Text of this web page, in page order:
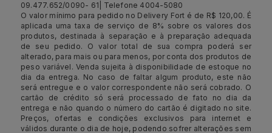
09.477.652/0090- 61| Telefone 4004-5080
O valor mínimo para pedido no Delivery Fort é de R$ 120,00. É
aplicada uma taxa de serviço de 8% sobre os valores dos
produtos, destinada à separação e à preparação adequada
de seu pedido. O valor total de sua compra poderá ser
alterado, para mais ou para menos, por conta dos produtos de
peso variável. Venda sujeita à disponibilidade de estoque no
dia da entrega. No caso de faltar algum produto, este não
será entregue e o valor correspondente não será cobrado. O
cartão de crédito só será processado de fato no dia da
entrega e não quando o número do cartão é digitado no site.
Preços, ofertas e condições exclusivos para internet e
válidos durante o dia de hoje, podendo sofrer alterações sem